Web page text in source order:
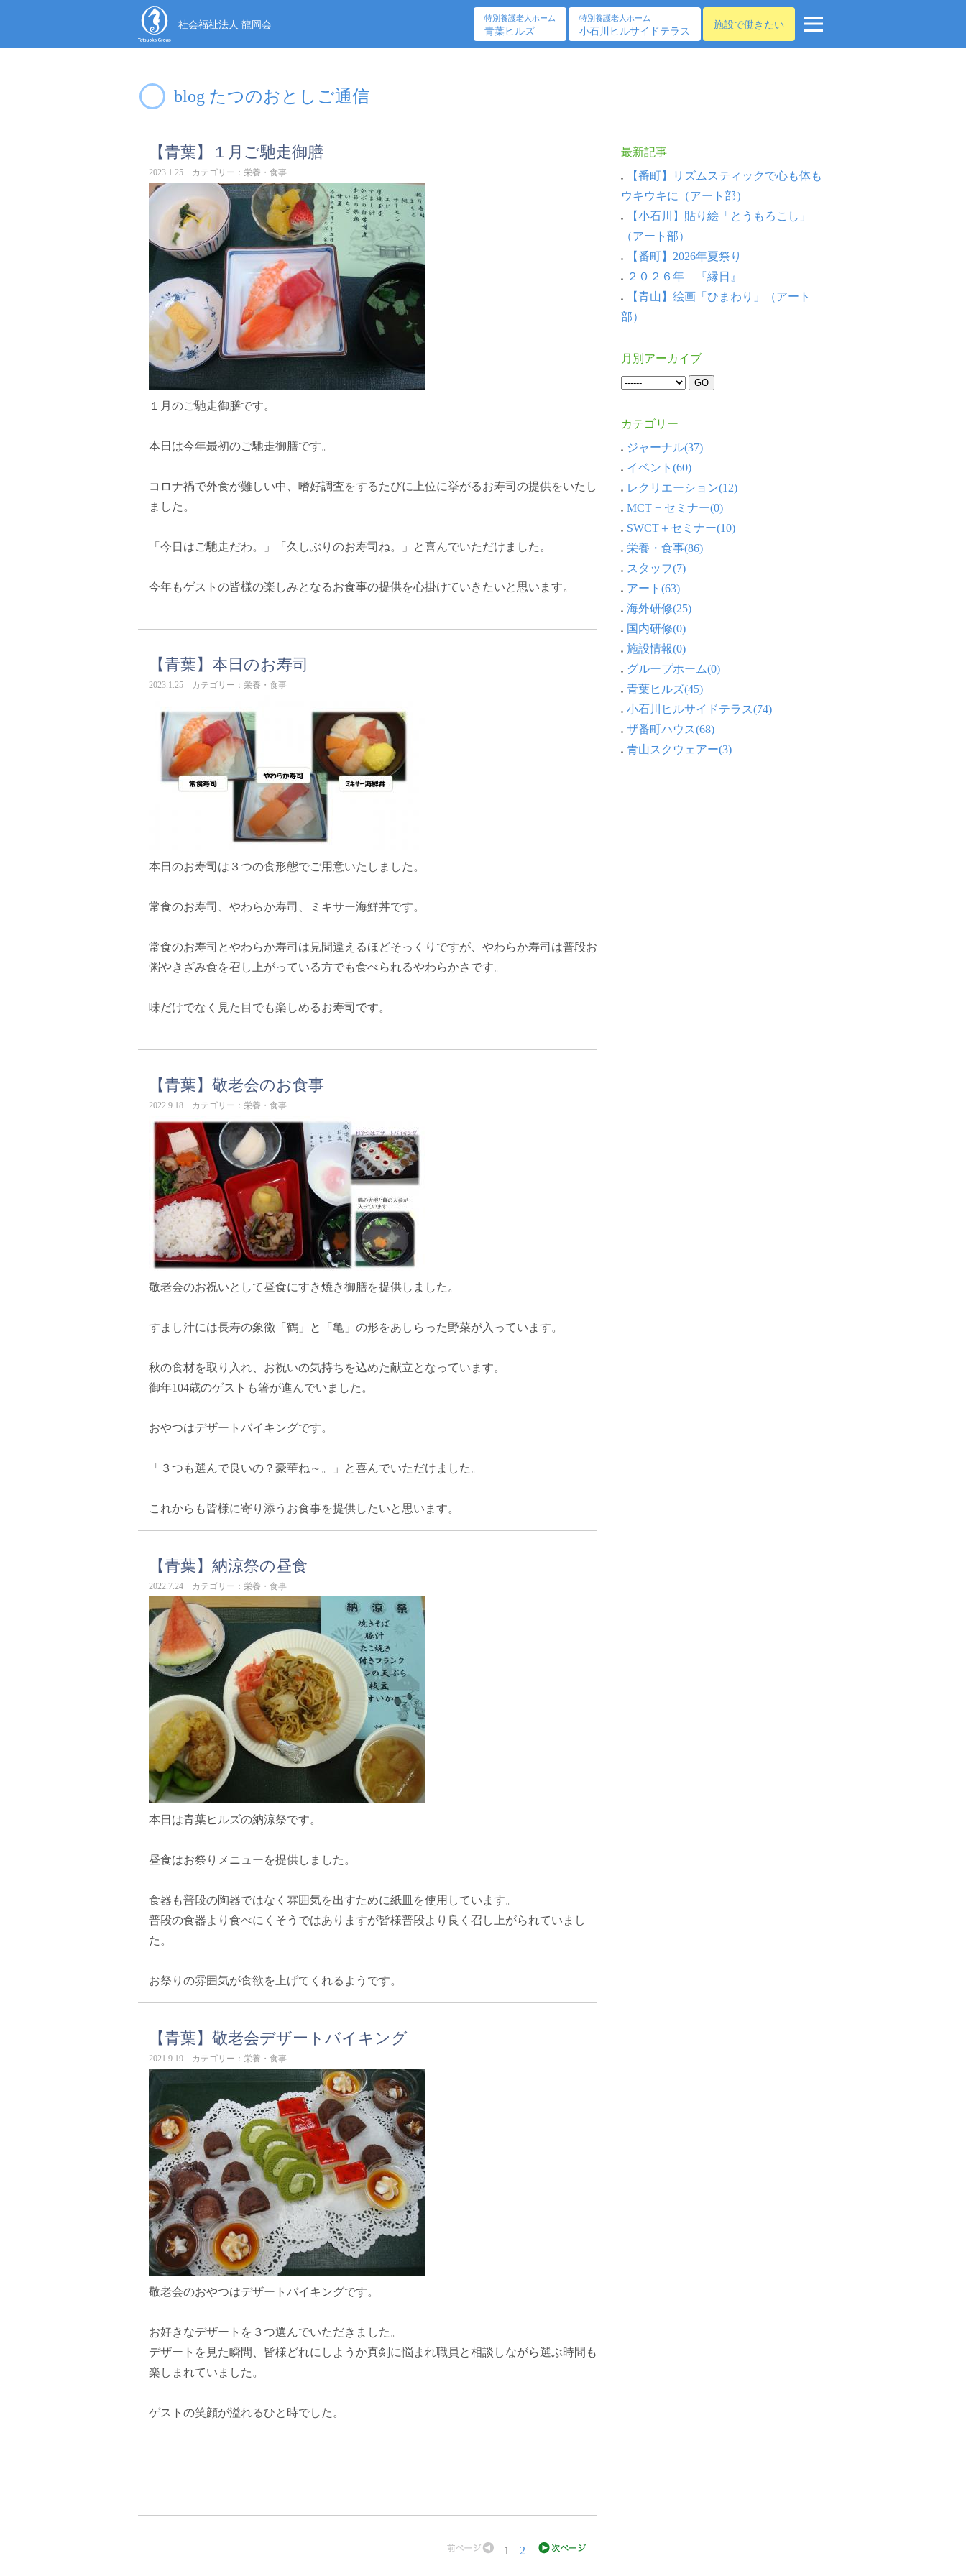
社会福祉法人 龍岡会
特別養護老人ホーム
青葉ヒルズ
特別養護老人ホーム
小石川ヒルサイドテラス
施設で働きたい
blog たつのおとしご通信
【青葉】１月ご馳走御膳
2023.1.25 カテゴリー：栄養・食事
１月のご馳走御膳です。
本日は今年最初のご馳走御膳です。
コロナ禍で外食が難しい中、嗜好調査をするたびに上位に挙がるお寿司の提供をいたし
ました。
「今日はご馳走だわ。」「久しぶりのお寿司ね。」と喜んでいただけました。
今年もゲストの皆様の楽しみとなるお食事の提供を心掛けていきたいと思います。
【青葉】本日のお寿司
2023.1.25 カテゴリー：栄養・食事
本日のお寿司は３つの食形態でご用意いたしました。
常食のお寿司、やわらか寿司、ミキサー海鮮丼です。
常食のお寿司とやわらか寿司は見間違えるほどそっくりですが、やわらか寿司は普段お
粥やきざみ食を召し上がっている方でも食べられるやわらかさです。
味だけでなく見た目でも楽しめるお寿司です。
【青葉】敬老会のお食事
2022.9.18 カテゴリー：栄養・食事
敬老会のお祝いとして昼食にすき焼き御膳を提供しました。
すまし汁には長寿の象徴「鶴」と「亀」の形をあしらった野菜が入っています。
秋の食材を取り入れ、お祝いの気持ちを込めた献立となっています。
御年104歳のゲストも箸が進んでいました。
おやつはデザートバイキングです。
「３つも選んで良いの？豪華ね～。」と喜んでいただけました。
これからも皆様に寄り添うお食事を提供したいと思います。
【青葉】納涼祭の昼食
2022.7.24 カテゴリー：栄養・食事
本日は青葉ヒルズの納涼祭です。
昼食はお祭りメニューを提供しました。
食器も普段の陶器ではなく雰囲気を出すために紙皿を使用しています。
普段の食器より食べにくそうではありますが皆様普段より良く召し上がられていまし
た。
お祭りの雰囲気が食欲を上げてくれるようです。
【青葉】敬老会デザートバイキング
2021.9.19 カテゴリー：栄養・食事
敬老会のおやつはデザートバイキングです。
お好きなデザートを３つ選んでいただきました。
デザートを見た瞬間、皆様どれにしようか真剣に悩まれ職員と相談しながら選ぶ時間も
楽しまれていました。
ゲストの笑顔が溢れるひと時でした。
1 2
最新記事
【番町】リズムスティックで心も体も
ウキウキに（アート部）
【小石川】貼り絵「とうもろこし」
（アート部）
【番町】2026年夏祭り
２０２６年 『縁日』
【青山】絵画「ひまわり」（アート
部）
月別アーカイブ
カテゴリー
ジャーナル(37)
イベント(60)
レクリエーション(12)
MCT + セミナー(0)
SWCT＋セミナー(10)
栄養・食事(86)
スタッフ(7)
アート(63)
海外研修(25)
国内研修(0)
施設情報(0)
グループホーム(0)
青葉ヒルズ(45)
小石川ヒルサイドテラス(74)
ザ番町ハウス(68)
青山スクウェアー(3)